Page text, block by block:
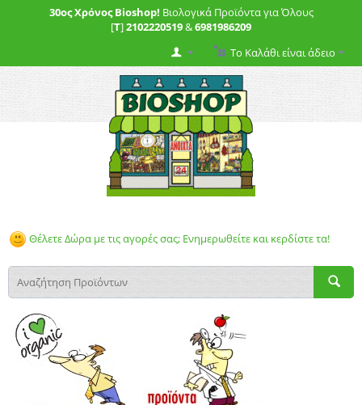
30ος Χρόνος Bioshop! Βιολογικά Προϊόντα για Όλους
[T]2102220519&6981986209
Το Καλάθι είναι άδειο
Θέλετε Δώρα με τις αγορές σας; Ενημερωθείτε και κερδίστε τα!